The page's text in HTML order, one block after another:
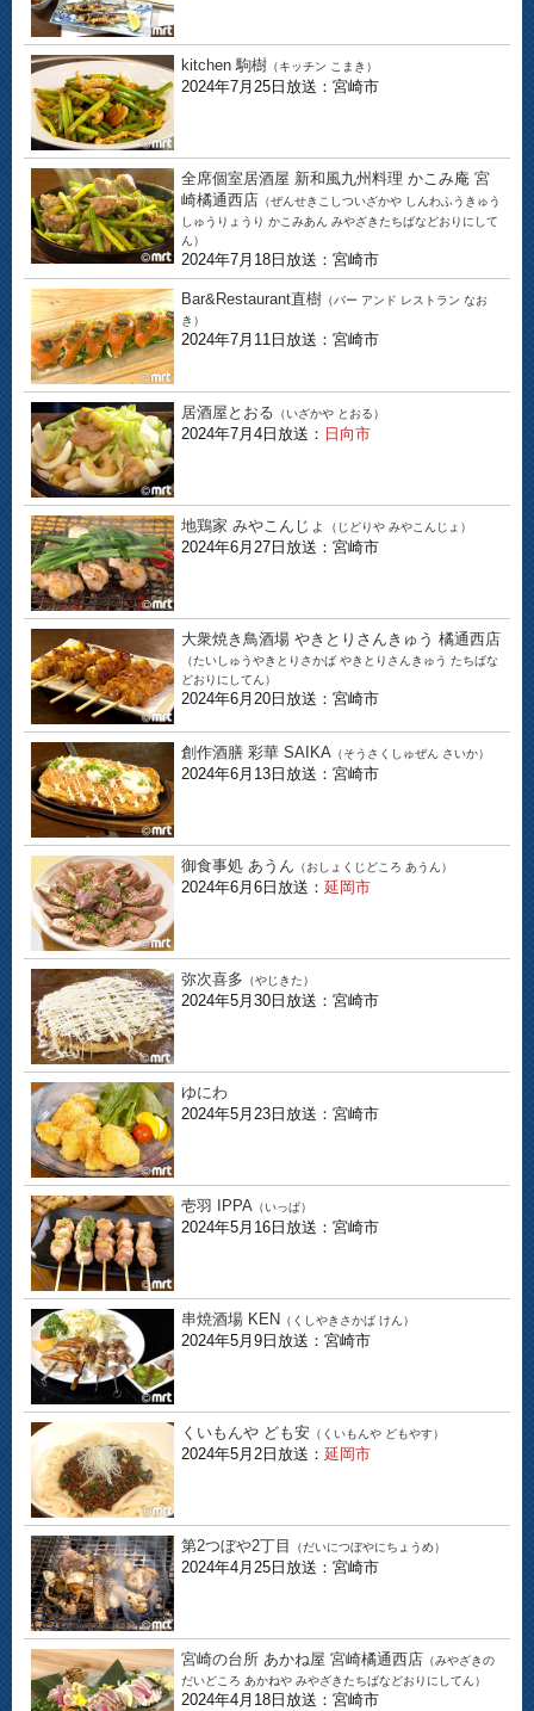
kitchen 駒樹 （キッチン こまき）
2024年7月25日放送：宮崎市
全席個室居酒屋 新和風九州料理 かこみ庵 宮
崎橘通西店 （ぜんせきこしついざかや しんわふうきゅう
しゅうりょうり かこみあん みやざきたちばなどおりにして
ん）
2024年7月18日放送：宮崎市
Bar&Restaurant直樹 （バー アンド レストラン なお
き）
2024年7月11日放送：宮崎市
居酒屋とおる （いざかや とおる）
2024年7月4日放送： 日向市
地鶏家 みやこんじょ （じどりや みやこんじょ）
2024年6月27日放送：宮崎市
大衆焼き鳥酒場 やきとりさんきゅう 橘通西店
（たいしゅうやきとりさかば やきとりさんきゅう たちばな
どおりにしてん）
2024年6月20日放送：宮崎市
創作酒膳 彩華 SAIKA （そうさくしゅぜん さいか）
2024年6月13日放送：宮崎市
御食事処 あうん （おしょくじどころ あうん）
2024年6月6日放送： 延岡市
弥次喜多 （やじきた）
2024年5月30日放送：宮崎市
ゆにわ
2024年5月23日放送：宮崎市
壱羽 IPPA （いっぱ）
2024年5月16日放送：宮崎市
串焼酒場 KEN （くしやきさかば けん）
2024年5月9日放送：宮崎市
くいもんや ども安 （くいもんや どもやす）
2024年5月2日放送： 延岡市
第2つぼや2丁目 （だいにつぼやにちょうめ）
2024年4月25日放送：宮崎市
宮崎の台所 あかね屋 宮崎橘通西店 （みやざきの
だいどころ あかねや みやざきたちばなどおりにしてん）
2024年4月18日放送：宮崎市